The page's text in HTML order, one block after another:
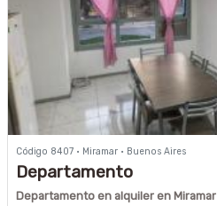
Código 8407 · Miramar · Buenos Aires
Departamento
Departamento en alquiler en Miramar